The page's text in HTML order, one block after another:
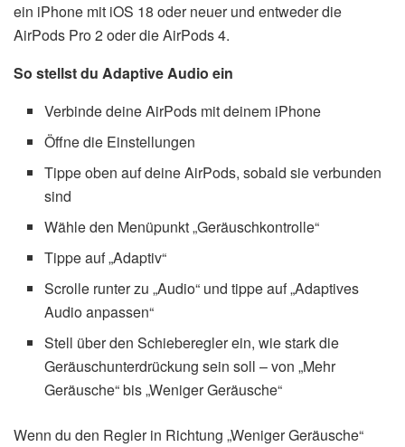
ein iPhone mit iOS 18 oder neuer und entweder die
AirPods Pro 2 oder die AirPods 4.
So stellst du Adaptive Audio ein
Verbinde deine AirPods mit deinem iPhone
Öffne die Einstellungen
Tippe oben auf deine AirPods, sobald sie verbunden
sind
Wähle den Menüpunkt „Geräuschkontrolle“
Tippe auf „Adaptiv“
Scrolle runter zu „Audio“ und tippe auf „Adaptives
Audio anpassen“
Stell über den Schieberegler ein, wie stark die
Geräuschunterdrückung sein soll – von „Mehr
Geräusche“ bis „Weniger Geräusche“
Wenn du den Regler in Richtung „Weniger Geräusche“